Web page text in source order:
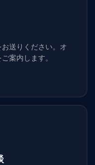
送りください。オ
案内します。